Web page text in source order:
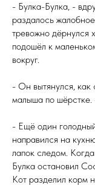
- Булка-Булка, -
раздалось
тревожно дёрнулся
подошёл к
вокруг.
- Он вытянулся, как
малыша по шёрстке.
- Ещё один
направился на
лапок следом.
Булка остановил
Кот разделил корм